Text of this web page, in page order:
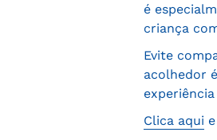
é
criança
Evite
acolhedor
Clica aqui